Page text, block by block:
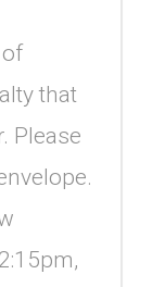
that
Please